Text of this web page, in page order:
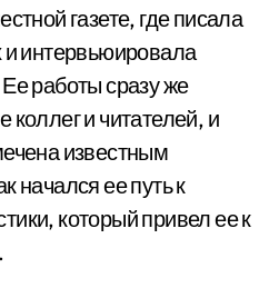
газете, где писала
интервьюировала
работы сразу же
и читателей, и
известным
начался ее путь к
который привел ее к